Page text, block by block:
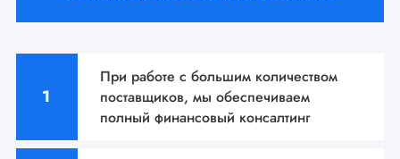
При работе с большим количеством
поставщиков, мы обеспечиваем
полный финансовый консалтинг